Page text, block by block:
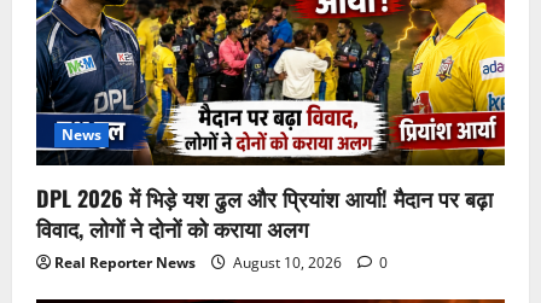
News
DPL 2026 में भिड़े यश ढुल और प्रियांश आर्या! मैदान पर बढ़ा
विवाद, लोगों ने दोनों को कराया अलग
Real Reporter News August 10, 2026 0